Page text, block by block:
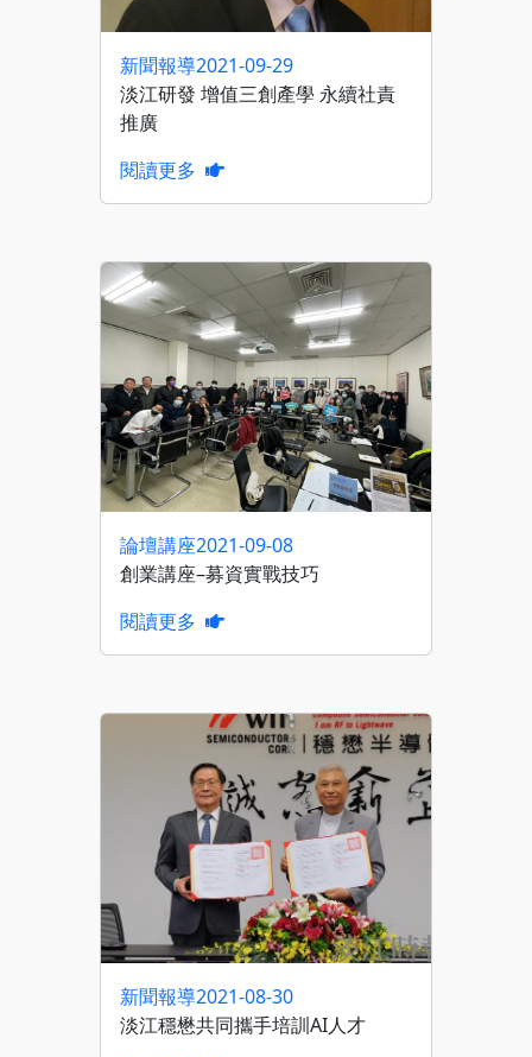
新聞報導2021-09-29
淡江研發 增值三創產學 永續社責
推廣
閱讀更多
論壇講座2021-09-08
創業講座–募資實戰技巧
閱讀更多
新聞報導2021-08-30
淡江穩懋共同攜手培訓AI人才